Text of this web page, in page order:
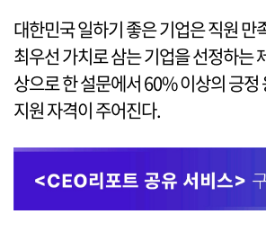
대한민국 일하기 좋은 기업은 직원 만
최우선 가치로 삼는 기업을 선정하는
상으로 한 설문에서 60% 이상의 긍
지원 자격이 주어진다.